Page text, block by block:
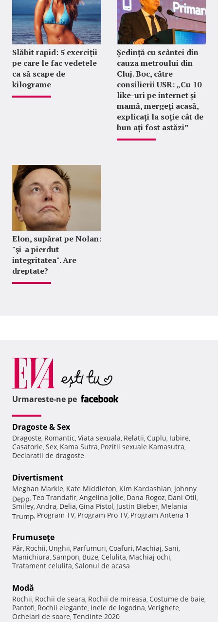
Slăbit rapid: 5 exerciţii
pe care le fac vedetele
ca să scape de
kilograme
Ședință cu scântei din
cauza metroului din
Cluj. Boc, către
consilierii USR: „Cu 10
like-uri pe internet și
mamă, mergeți acasă,
explicați la soție cât de
bun ați fost astăzi”
Elon, supărat pe Nolan:
"şi-a pierdut
integritatea". Are
dreptate?
Urmareste-ne pe
Dragoste & Sex
Dragoste, Romantic, Viata sexuala, Relatii, Cuplu, Iubire,
Casatorie, Sex, Kama Sutra, Pozitii sexuale Kamasutra,
Declaratii de dragoste
Divertisment
Meghan Markle, Kate Middleton, Kim Kardashian, Johnny
Depp, Teo Trandafir, Angelina Jolie, Dana Rogoz, Dani Otil,
Smiley, Andra, Delia, Gina Pistol, Justin Bieber, Melania
Trump, Program TV, Program Pro TV, Program Antena 1
Frumuseţe
Păr, Rochii, Unghii, Parfumuri, Coafuri, Machiaj, Sani,
Manichiura, Sampon, Buze, Celulita, Machiaj ochi,
Tratament celulita, Salonul de acasa
Modă
Rochii, Rochii de seara, Rochii de mireasa, Costume de baie,
Pantofi, Rochii elegante, Inele de logodna, Verighete,
Ochelari de soare, Tendinte 2020